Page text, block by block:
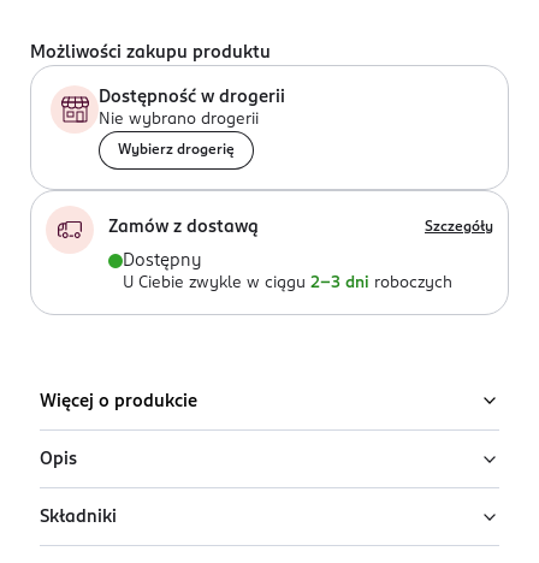
Możliwości zakupu produktu
Dostępność w drogerii
Nie wybrano drogerii
Wybierz drogerię
Zamów z dostawą Szczegóły
Dostępny
U Ciebie zwykle w ciągu 2-3 dni roboczych
Więcej o produkcie
Opis
Kapsułki do zmywarki Fairy Platinum All In
One Lemon
Składniki